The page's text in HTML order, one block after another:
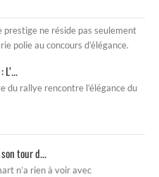
prestige ne réside pas seulement
polie au concours d’élégance.
du rallye rencontre l’élégance du
tour d...
n’a rien à voir avec